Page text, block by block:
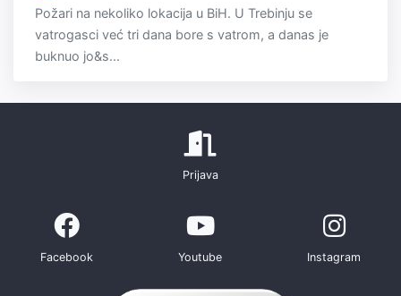
Požari na nekoliko lokacija u BiH. U Trebinju se
vatrogasci već tri dana bore s vatrom, a danas je
buknuo jo&s...
Prijava
Facebook Youtube Instagram